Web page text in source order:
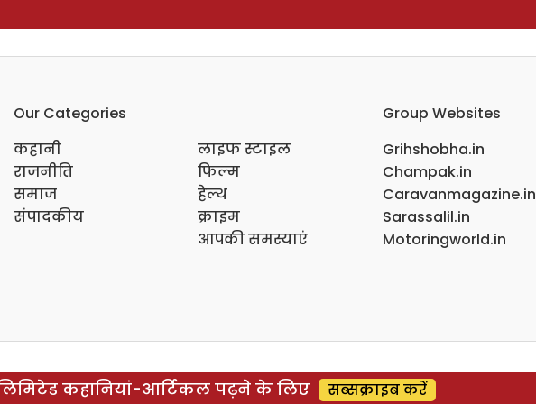
Our Categories
कहानी
राजनीति
समाज
संपादकीय
लाइफ स्टाइल
फिल्म
हेल्थ
क्राइम
आपकी समस्याएं
Group Websites
Grihshobha.in
Champak.in
Caravanmagazine.in
Sarassalil.in
Motoringworld.in
कहानियां-आर्टिकल पढ़ने के लिए सब्सक्राइब करें